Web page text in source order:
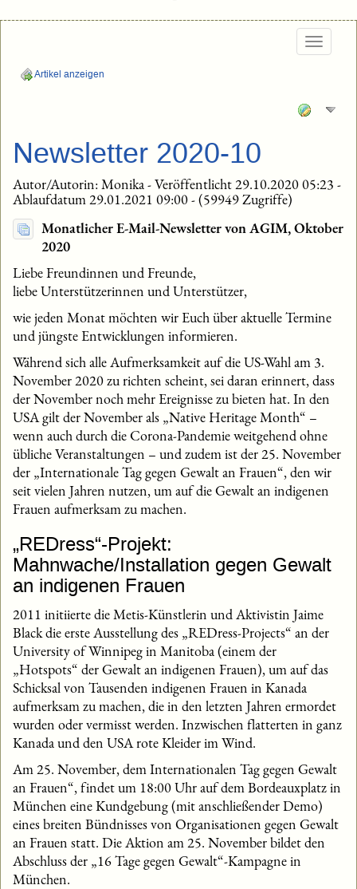
Artikel anzeigen
Newsletter 2020-10
Autor/Autorin: Monika - Veröffentlicht 29.10.2020 05:23 -
Ablaufdatum 29.01.2021 09:00 - (59949 Zugriffe)
Monatlicher E-Mail-Newsletter von AGIM, Oktober
2020
Liebe Freundinnen und Freunde,
liebe Unterstützerinnen und Unterstützer,
wie jeden Monat möchten wir Euch über aktuelle Termine
und jüngste Entwicklungen informieren.
Während sich alle Aufmerksamkeit auf die US-Wahl am 3.
November 2020 zu richten scheint, sei daran erinnert, dass
der November noch mehr Ereignisse zu bieten hat. In den
USA gilt der November als „Native Heritage Month“ –
wenn auch durch die Corona-Pandemie weitgehend ohne
übliche Veranstaltungen – und zudem ist der 25. November
der „Internationale Tag gegen Gewalt an Frauen“, den wir
seit vielen Jahren nutzen, um auf die Gewalt an indigenen
Frauen aufmerksam zu machen.
„REDress“-Projekt:
Mahnwache/Installation gegen Gewalt
an indigenen Frauen
2011 initiierte die Metis-Künstlerin und Aktivistin Jaime
Black die erste Ausstellung des „REDress-Projects“ an der
University of Winnipeg in Manitoba (einem der
„Hotspots“ der Gewalt an indigenen Frauen), um auf das
Schicksal von Tausenden indigenen Frauen in Kanada
aufmerksam zu machen, die in den letzten Jahren ermordet
wurden oder vermisst werden. Inzwischen flatterten in ganz
Kanada und den USA rote Kleider im Wind.
Am 25. November, dem Internationalen Tag gegen Gewalt
an Frauen“, findet um 18:00 Uhr auf dem Bordeauxplatz in
München eine Kundgebung (mit anschließender Demo)
eines breiten Bündnisses von Organisationen gegen Gewalt
an Frauen statt. Die Aktion am 25. November bildet den
Abschluss der „16 Tage gegen Gewalt“-Kampagne in
München.